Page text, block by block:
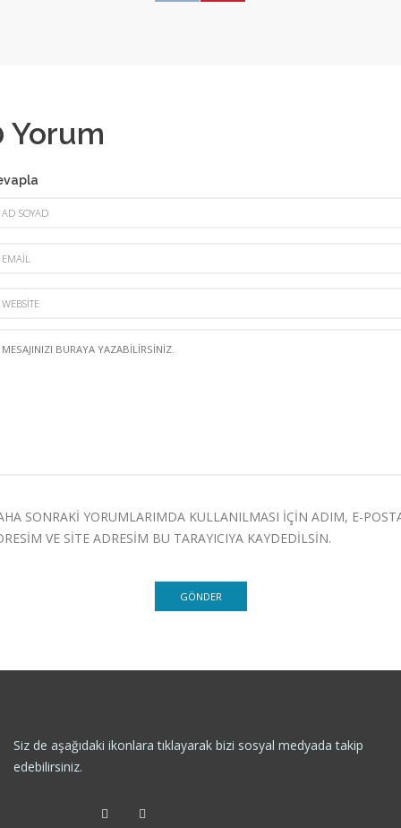
Yorum
SONRAKI YORUMLARIMDA KULLANILMASI IÇIN ADIM, E-
VE SITE ADRESIM BU TARAYICIYA KAYDEDILSIN.
Siz de aşağıdaki ikonlara tıklayarak bizi sosyal medyada takip
edebilirsiniz.